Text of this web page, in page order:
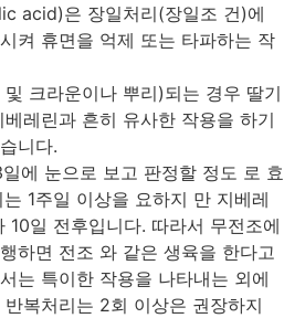
acid)은 장일처리(장일조 건)에
켜 휴면을 억제 또는 타파하는 작
크라운이나 뿌리)되는 경우 딸기
레린과 흔히 유사한 작용을 하기
니다.
에 눈으로 보고 판정할 정도 로 효
1주일 이상을 요하지 만 지베레
10일 전후입니다. 따라서 무전조에
하면 전조 와 같은 생육을 한다고
는 특이한 작용을 나타내는 외에
복처리는 2회 이상은 권장하지